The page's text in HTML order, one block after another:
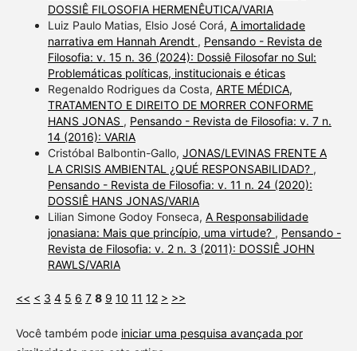
DOSSIÊ FILOSOFIA HERMENÊUTICA/VARIA
Luiz Paulo Matias, Elsio José Corá, A imortalidade
narrativa em Hannah Arendt , Pensando - Revista de
Filosofia: v. 15 n. 36 (2024): Dossiê Filosofar no Sul:
Problemáticas políticas, institucionais e éticas
Regenaldo Rodrigues da Costa, ARTE MÉDICA,
TRATAMENTO E DIREITO DE MORRER CONFORME
HANS JONAS , Pensando - Revista de Filosofia: v. 7 n.
14 (2016): VARIA
Cristóbal Balbontin-Gallo, JONAS/LEVINAS FRENTE A
LA CRISIS AMBIENTAL ¿QUÉ RESPONSABILIDAD? ,
Pensando - Revista de Filosofia: v. 11 n. 24 (2020):
DOSSIÊ HANS JONAS/VARIA
Lilian Simone Godoy Fonseca, A Responsabilidade
jonasiana: Mais que princípio, uma virtude? , Pensando -
Revista de Filosofia: v. 2 n. 3 (2011): DOSSIÊ JOHN
RAWLS/VARIA
<< < 3 4 5 6 7 8 9 10 11 12 > >>
Você também pode iniciar uma pesquisa avançada por